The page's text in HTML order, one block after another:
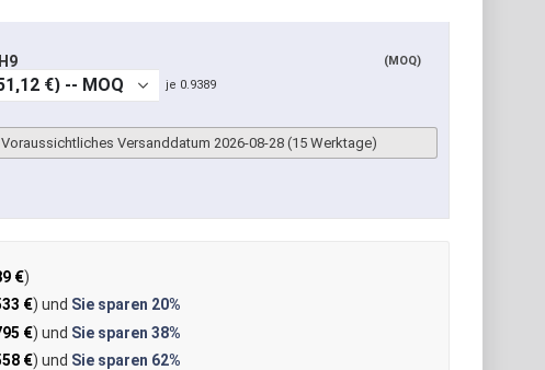
(MOQ)
je 0.9389
Voraussichtliches Versanddatum 2026-08-28 (15 Werktage)
€)
€) und Sie sparen 20%
€) und Sie sparen 38%
€) und Sie sparen 62%